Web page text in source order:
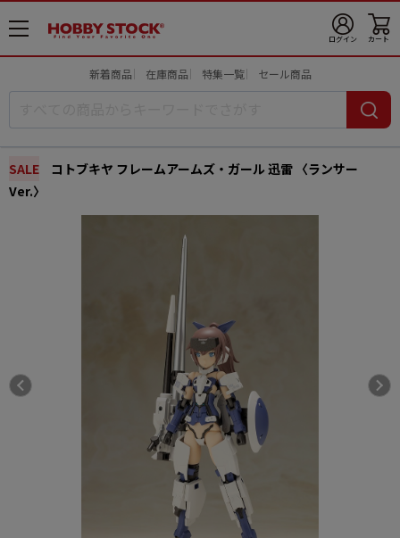
メ
ニ
ログイン カート
新着商品 在庫商品 特集一覧 セール商品
SALE
コトブキヤ フレームアームズ・ガール 迅雷 〈ランサー
Ver.〉